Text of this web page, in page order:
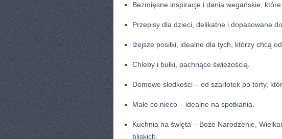
Bezmięsne inspiracje i dania wegańskie,
Przepisy dla dzieci, delikatne i dopasowane
lżejsze posiłki, idealne dla tych, którzy chcą
Chleby i bułki, pachnące świeżością.
Domowe słodkości – od szarlotek po torty,
Małe co nieco – idealne na spotkania.
Kuchnia na święta – Boże Narodzenie,
bliskich.